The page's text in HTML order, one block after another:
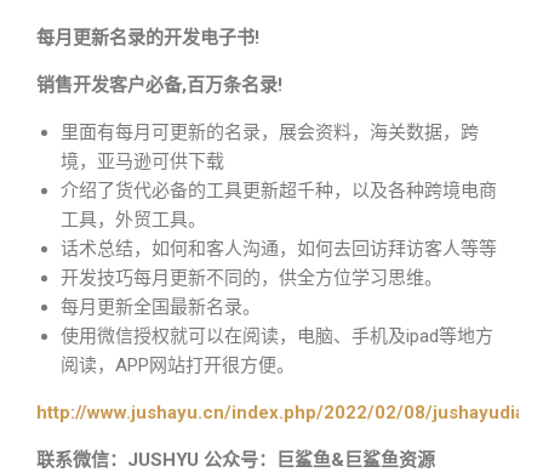
每月更新名录的开发电子书!
销售开发客户必备,百万条名录!
里面有每月可更新的名录，展会资料，海关数据，跨
境，亚马逊可供下载
介绍了货代必备的工具更新超千种，以及各种跨境电商
工具，外贸工具。
话术总结，如何和客人沟通，如何去回访拜访客人等等
开发技巧每月更新不同的，供全方位学习思维。
每月更新全国最新名录。
使用微信授权就可以在阅读，电脑、手机及ipad等地方
阅读，APP网站打开很方便。
http://www.jushayu.cn/index.php/2022/02/08/
联系微信：JUSHYU 公众号：巨鲨鱼&巨鲨鱼资源